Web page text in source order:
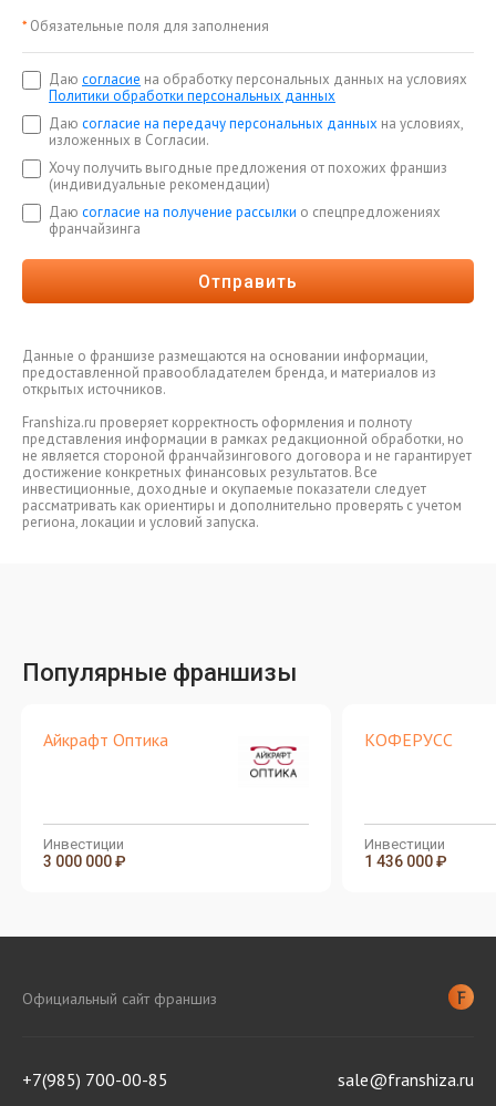
* Обязательные поля для заполнения
Даю согласие на обработку персональных данных на условиях
Политики обработки персональных данных
Даю согласие на передачу персональных данных на условиях,
изложенных в Согласии.
Хочу получить выгодные предложения от похожих франшиз
(индивидуальные рекомендации)
Даю согласие на получение рассылки о спецпредложениях
франчайзинга
Отправить
Данные о франшизе размещаются на основании информации,
предоставленной правообладателем бренда, и материалов из
открытых источников.
Franshiza.ru проверяет корректность оформления и полноту
представления информации в рамках редакционной обработки, но
не является стороной франчайзингового договора и не гарантирует
достижение конкретных финансовых результатов. Все
инвестиционные, доходные и окупаемые показатели следует
рассматривать как ориентиры и дополнительно проверять с учетом
региона, локации и условий запуска.
Популярные франшизы
Айкрафт Оптика
Инвестиции
3 000 000 ₽
КОФЕРУСС
Инвестиции
1 436 000 ₽
Официальный сайт франшиз
+7(985) 700-00-85 sale@franshiza.ru